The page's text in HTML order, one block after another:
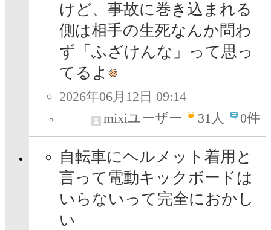
けど、事故に巻き込まれる
側は相手の生死なんか問わ
ず「ふざけんな」って思っ
てるよ
2026年06月12日 09:14
mixiユーザー
31人 0件
自転車にヘルメット着用と
言って電動キックボードは
いらないって完全におかし
い